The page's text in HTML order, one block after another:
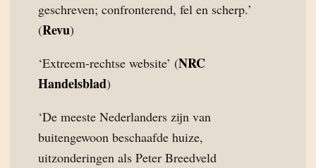
geschreven; confronterend, fel en scherp.’
(Revu)
‘Extreem-rechtse website’ (NRC
Handelsblad)
‘De meeste Nederlanders zijn van
buitengewoon beschaafde huize,
uitzonderingen als Peter Breedveld